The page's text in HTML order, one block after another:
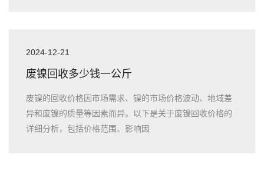
2024-12-21
废镍回收多少钱一公斤
废镍的回收价格因市场需求、镍的市场价格波动、地域差
异和废镍的质量等因素而异。以下是关于废镍回收价格的
详细分析，包括价格范围、影响因